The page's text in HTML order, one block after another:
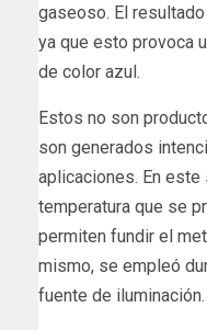
gaseoso. El
ya que esto provoca
de color azul.
Estos no son
son generados
aplicaciones. En este
temperatura que se
permiten fundir el
mismo, se empleó
fuente de iluminación.